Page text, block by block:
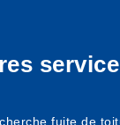
fuite de